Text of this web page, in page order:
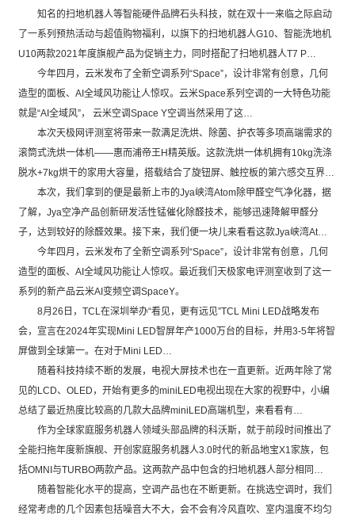
知名的扫地机器人等智能硬件品牌石头科技，就在双十一来临之际启动
了一系列预热活动与超值购物福利，以旗下的扫地机器人G10、智能洗地机
U10两款2021年度旗舰产品为促销主力，同时搭配了扫地机器人T7 P…
今年四月，云米发布了全新空调系列“Space”，设计非常有创意，几何
造型的面板、AI全域风功能让人惊叹。云米Space系列空调的一大特色功能
就是“AI全域风”， 云米空调Space Y空调当然采用了这…
本次天极网评测室将带来一款满足洗烘、除菌、护衣等多项高端需求的
滚筒式洗烘一体机——惠而浦帝王H精英版。这款洗烘一体机拥有10kg洗涤
脱水+7kg烘干的家用大容量，搭载结合了旋钮屏、触控板的第六感交互界…
本次，我们拿到的便是最新上市的Jya峡湾Atom除甲醛空气净化器，据
了解，Jya空净产品创新研发活性锰催化除醛技术，能够迅速降解甲醛分
子，达到较好的除醛效果。接下来，我们便一块儿来看看这款Jya峡湾At…
今年四月，云米发布了全新空调系列“Space”，设计非常有创意，几何
造型的面板、AI全域风功能让人惊叹。最近我们天极家电评测室收到了这一
系列的新产品云米AI变频空调SpaceY。
8月26日，TCL在深圳举办“看见，更有远见”TCL Mini LED战略发布
会，宣言在2024年实现Mini LED智屏年产1000万台的目标，并用3-5年将智
屏做到全球第一。在对于Mini LED…
随着科技持续不断的发展，电视大屏技术也在一直更新。近两年除了常
见的LCD、OLED，开始有更多的miniLED电视出现在大家的视野中，小编
总结了最近热度比较高的几款大品牌miniLED高端机型，来看看有…
作为全球家庭服务机器人领域头部品牌的科沃斯，就于前段时间推出了
全能扫拖年度新旗舰、开创家庭服务机器人3.0时代的新品地宝X1家族，包
括OMNI与TURBO两款产品。这两款产品中包含的扫地机器人部分相同…
随着智能化水平的提高，空调产品也在不断更新。在挑选空调时，我们
经常考虑的几个因素包括噪音大不大，会不会有冷风直吹、室内温度不均匀